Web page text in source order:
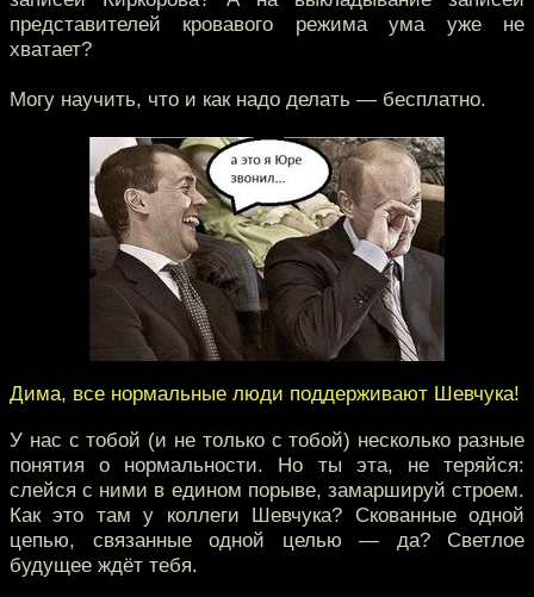
представителей кровавого режима ума уже не
хватает?
Могу научить, что и как надо делать — бесплатно.
Дима, все нормальные люди поддерживают Шевчука!
У нас с тобой (и не только с тобой) несколько разные
понятия о нормальности. Но ты эта, не теряйся:
слейся с ними в едином порыве, замаршируй строем.
Как это там у коллеги Шевчука? Скованные одной
цепью, связанные одной целью — да? Светлое
будущее ждёт тебя.